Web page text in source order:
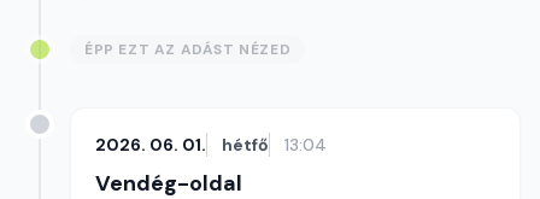
ÉPP EZT AZ ADÁST NÉZED
2026. 06. 01. hétfő 13:04
Vendég-oldal